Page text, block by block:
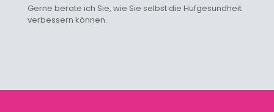
Gerne berate ich Sie, wie Sie selbst die Hufgesundheit
verbessern können.